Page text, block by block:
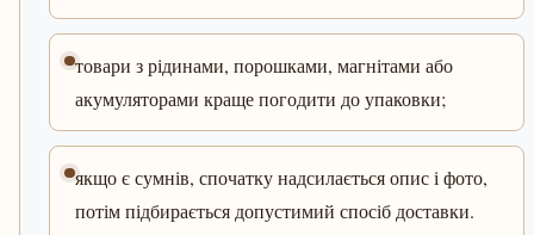
товари з рідинами, порошками, магнітами або
акумуляторами краще погодити до упаковки;
якщо є сумнів, спочатку надсилається опис і фото,
потім підбирається допустимий спосіб доставки.